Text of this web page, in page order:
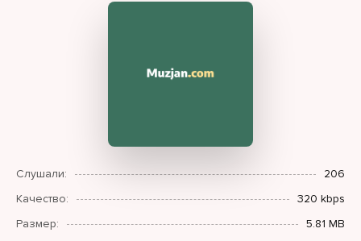
Слушали:
206
Качество:
320 kbps
Размер:
5.81 MB